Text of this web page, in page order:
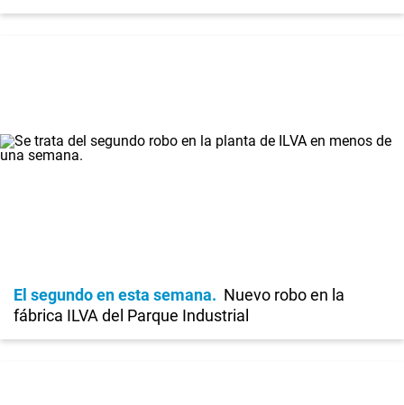
El segundo en esta semana
Nuevo robo en la
fábrica ILVA del Parque Industrial